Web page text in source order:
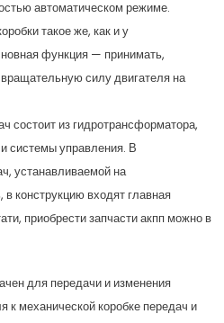
автоматическом режиме.
такое же, как и у
функция — принимать,
силу двигателя на
состоит из гидротрансформатора,
системы управления. В
устанавливаемой на
конструкцию входят главная
приобрести запчасти акпп можно в
для передачи и изменения
к механической коробке передач и